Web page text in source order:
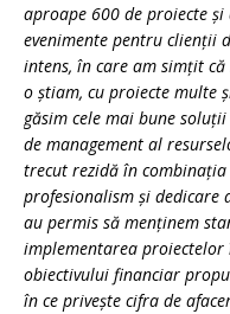
aproape 600 de proiecte
evenimente pentru clienții
intens, în care am simțit
o știam, cu proiecte multe
găsim cele mai bune
de management al
trecut rezidă în combinația
profesionalism și dedicare
au permis să menținem
implementarea
obiectivului financiar
în ce privește cifra de